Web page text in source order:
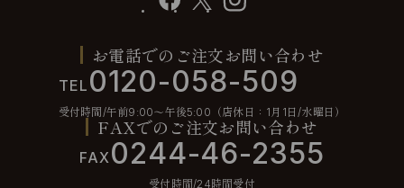
お電話でのご注文お問い合わせ
TEL 0120-058-509
受付時間/午前9:00〜午後5:00（店休日：1月1日/水曜日）
FAXでのご注文お問い合わせ
FAX0244-46-2355
受付時間/24時間受付